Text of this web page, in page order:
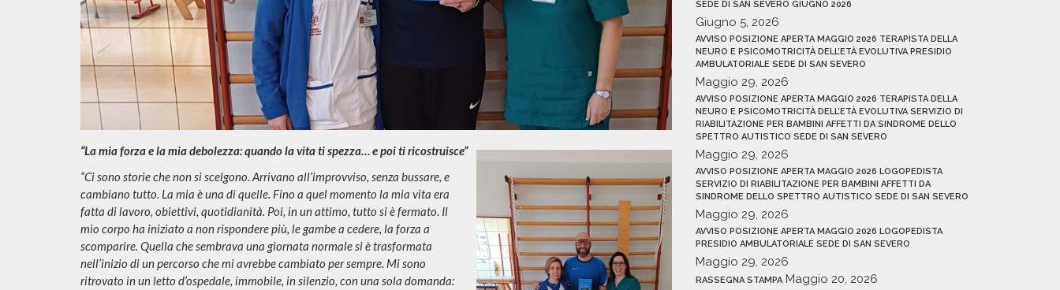
“La mia forza e la mia debolezza: quando la vita ti spezza… e poi ti ricostruisce”
“Ci sono storie che non si scelgono. Arrivano all’improvviso, senza bussare, e
cambiano tutto. La mia è una di quelle. Fino a quel momento la mia vita era
fatta di lavoro, obiettivi, quotidianità. Poi, in un attimo, tutto si è fermato. Il
mio corpo ha iniziato a non rispondere più, le gambe a cedere, la forza a
scomparire. Quella che sembrava una giornata normale si è trasformata
nell’inizio di un percorso che mi avrebbe cambiato per sempre. Mi sono
ritrovato in un letto d’ospedale, immobile, in silenzio, con una sola domanda:
SEDE DI SAN SEVERO GIUGNO 2026
Giugno 5, 2026
AVVISO POSIZIONE APERTA MAGGIO 2026 TERAPISTA DELLA
NEURO E PSICOMOTRICITÀ DELL’ETÀ EVOLUTIVA PRESIDIO
AMBULATORIALE SEDE DI SAN SEVERO
Maggio 29, 2026
AVVISO POSIZIONE APERTA MAGGIO 2026 TERAPISTA DELLA
NEURO E PSICOMOTRICITÀ DELL’ETÀ EVOLUTIVA SERVIZIO DI
RIABILITAZIONE PER BAMBINI AFFETTI DA SINDROME DELLO
SPETTRO AUTISTICO SEDE DI SAN SEVERO
Maggio 29, 2026
AVVISO POSIZIONE APERTA MAGGIO 2026 LOGOPEDISTA
SERVIZIO DI RIABILITAZIONE PER BAMBINI AFFETTI DA
SINDROME DELLO SPETTRO AUTISTICO SEDE DI SAN SEVERO
Maggio 29, 2026
AVVISO POSIZIONE APERTA MAGGIO 2026 LOGOPEDISTA
PRESIDIO AMBULATORIALE SEDE DI SAN SEVERO
Maggio 29, 2026
RASSEGNA STAMPA Maggio 20, 2026